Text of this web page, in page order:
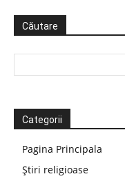
Căutare
Categorii
Pagina Principala
Știri religioase